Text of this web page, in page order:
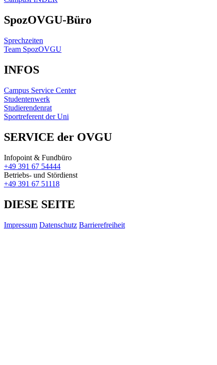
SpozOVGU-Büro
Sprechzeiten
Team SpozOVGU
INFOS
Campus Service Center
Studentenwerk
Studierendenrat
Sportreferent der Uni
SERVICE der OVGU
Infopoint & Fundbüro
+49 391 67 54444
Betriebs- und Stördienst
+49 391 67 51118
DIESE SEITE
Impressum Datenschutz Barrierefreiheit